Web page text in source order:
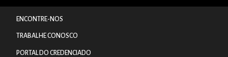
ENCONTRE-NOS
TRABALHE CONOSCO
PORTAL DO CREDENCIADO